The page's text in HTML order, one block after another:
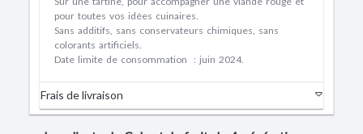
pour toutes vos idées cuinaires.
Sans additifs, sans conservateurs chimiques, sans
colorants artificiels.
Date limite de consommation : juin 2024.
Frais de livraison